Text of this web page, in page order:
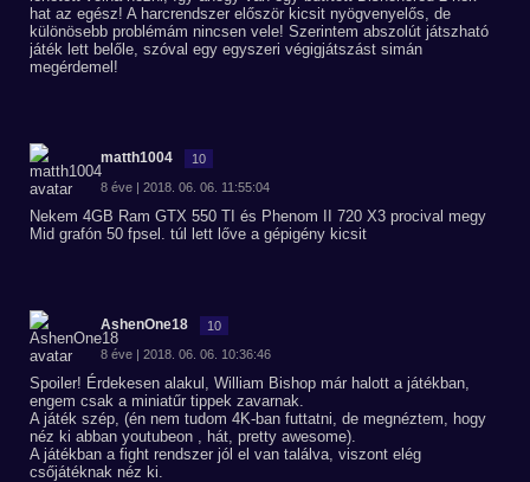
hat az egész! A harcrendszer először kicsit nyögvenyelős, de
különösebb problémám nincsen vele! Szerintem abszolút játszható
játék lett belőle, szóval egy egyszeri végigjátszást simán
megérdemel!
matth1004 10
8 éve | 2018. 06. 06. 11:55:04
Nekem 4GB Ram GTX 550 TI és Phenom II 720 X3 procival megy
Mid grafón 50 fpsel. túl lett lőve a gépigény kicsit
AshenOne18 10
8 éve | 2018. 06. 06. 10:36:46
Spoiler! Érdekesen alakul, William Bishop már halott a játékban,
engem csak a miniatűr tippek zavarnak.
A játék szép, (én nem tudom 4K-ban futtatni, de megnéztem, hogy
néz ki abban youtubeon , hát, pretty awesome).
A játékban a fight rendszer jól el van találva, viszont elég
csőjátéknak néz ki.